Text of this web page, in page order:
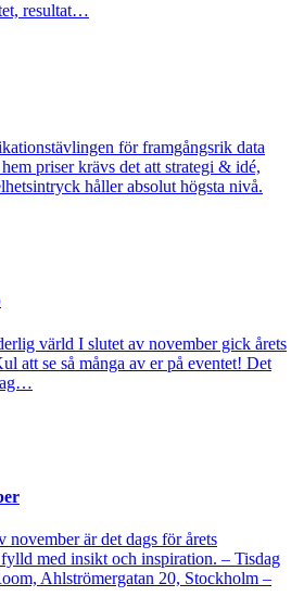
resultat…
för framgångsrik data
priser krävs det att strategi & idé,
håller absolut högsta nivå.
värld I slutet av november gick årets
att se så många av er på eventet! Det
är det dags för årets
med insikt och inspiration. – Tisdag
Ahlströmergatan 20, Stockholm –